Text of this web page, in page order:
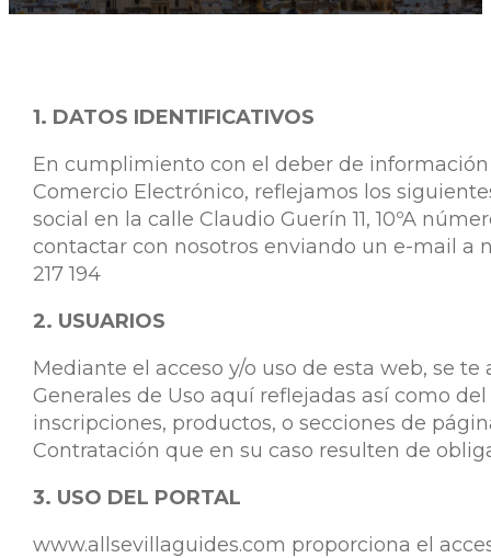
1. DATOS IDENTIFICATIVOS
En cumplimiento con el deber de información
Comercio Electrónico, reflejamos los
social en la calle Claudio Guerín 11, 10ºA
contactar con nosotros enviando un e-mail a
217 194
2. USUARIOS
Mediante el acceso y/o uso de esta web, se
Generales de Uso aquí reflejadas así como
inscripciones, productos, o secciones de
Contratación que en su caso resulten de
3. USO DEL PORTAL
www.allsevillaguides.com proporciona el